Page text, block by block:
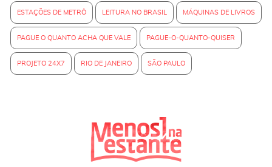
ESTAÇÕES DE METRÔ LEITURA NO BRASIL MÁQUINAS DE LIVROS
PAGUE O QUANTO ACHA QUE VALE PAGUE-O-QUANTO-QUISER
PROJETO 24X7 RIO DE JANEIRO SÃO PAULO